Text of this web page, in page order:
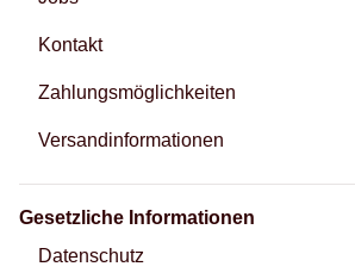
Kontakt
Zahlungsmöglichkeiten
Versandinformationen
Gesetzliche Informationen
Datenschutz